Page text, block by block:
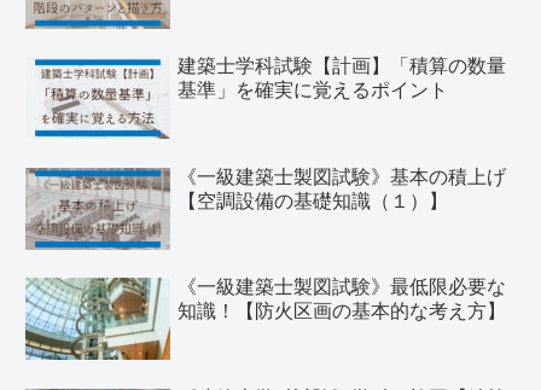
建築士学科試験【計画】「積算の数量
基準」を確実に覚えるポイント
《一級建築士製図試験》基本の積上げ
【空調設備の基礎知識（１）】
《一級建築士製図試験》最低限必要な
知識！【防火区画の基本的な考え方】